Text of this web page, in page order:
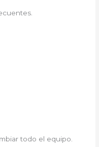
todo el equipo.